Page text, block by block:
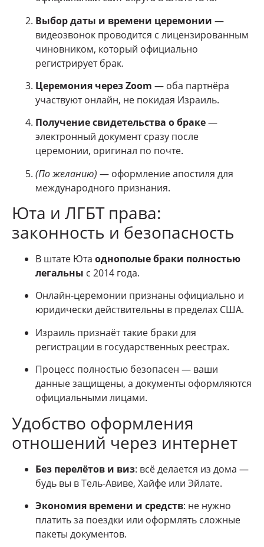
Выбор даты и времени церемонии —
видеозвонок проводится с лицензированным
чиновником, который официально
регистрирует брак.
Церемония через Zoom — оба партнёра
участвуют онлайн, не покидая Израиль.
Получение свидетельства о браке—
электронный документ сразу после
церемонии, оригинал по почте.
(По желанию) — оформление апостиля для
международного признания.
Юта и ЛГБТ права:
законность и безопасность
В штате Юта однополые браки полностью
легальны с 2014 года.
Онлайн-церемонии признаны официально и
юридически действительны в пределах США.
Израиль признаёт такие браки для
регистрации в государственных реестрах.
Процесс полностью безопасен — ваши
данные защищены, а документы оформляются
официальными лицами.
Удобство оформления
отношений через интернет
Без перелётов и виз: всё делается из дома —
будь вы в Тель-Авиве, Хайфе или Эйлате.
Экономия времени и средств: не нужно
платить за поездки или оформлять сложные
пакеты документов.